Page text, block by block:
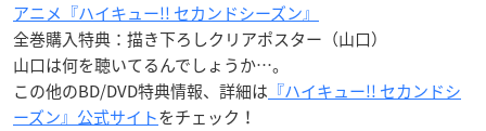
アニメ『ハイキュー!! セカンドシーズン』
全巻購入特典：描き下ろしクリアポスター（山口）
山口は何を聴いてるんでしょうか…。
この他のBD/DVD特典情報、詳細は 『ハイキュー!! セカンドシ
ーズン』公式サイトをチェック！